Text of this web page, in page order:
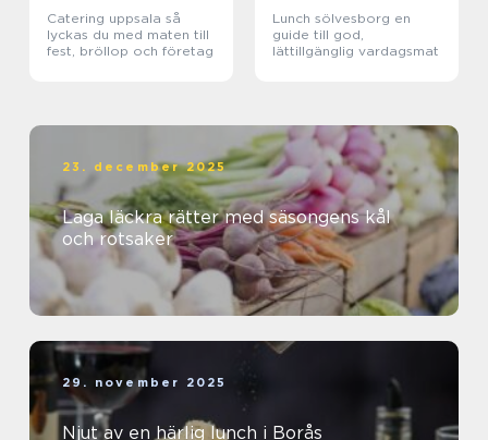
Catering uppsala så
lyckas du med maten till
fest, bröllop och företag
Lunch sölvesborg en
guide till god,
lättillgänglig vardagsmat
23. december 2025
Laga läckra rätter med säsongens kål
och rotsaker
29. november 2025
Njut av en härlig lunch i Borås